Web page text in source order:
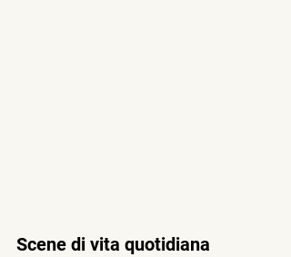
Scene di vita quotidiana